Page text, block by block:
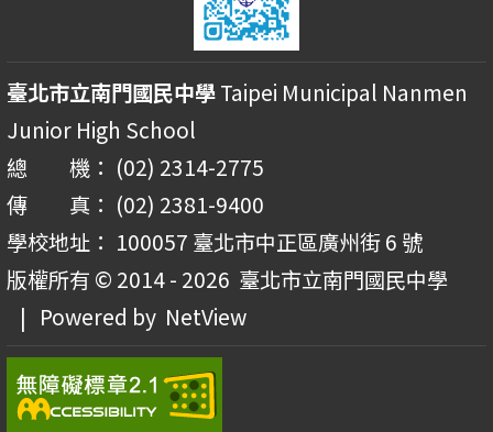
臺北市立南門國民中學Taipei Municipal Nanmen
Junior High School
總 機： (02) 2314-2775
傳 真： (02) 2381-9400
學校地址： 100057 臺北市中正區廣州街 6 號
版權所有 © 2014 - 2026 臺北市立南門國民中學
| Powered by NetView